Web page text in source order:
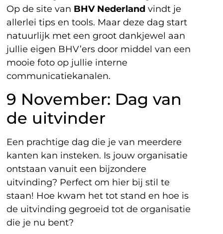
Op de site van BHV Nederland vindt je
allerlei tips en tools. Maar deze dag start
natuurlijk met een groot dankjewel aan
jullie eigen BHV’ers door middel van een
mooie foto op jullie interne
communicatiekanalen.
9 November: Dag van
de uitvinder
Een prachtige dag die je van meerdere
kanten kan insteken. Is jouw organisatie
ontstaan vanuit een bijzondere
uitvinding? Perfect om hier bij stil te
staan! Hoe kwam het tot stand en hoe is
de uitvinding gegroeid tot de organisatie
die je nu bent?